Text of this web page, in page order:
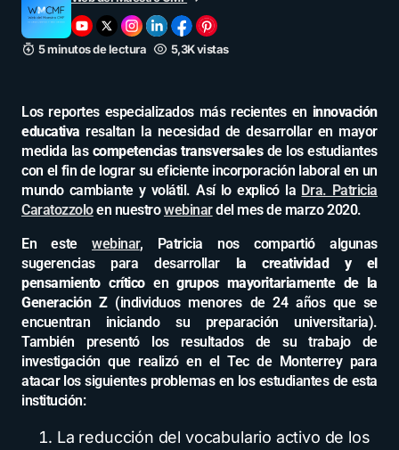
5 minutos de lectura 5,3K vistas
Los reportes especializados más recientes en innovación
educativa resaltan la necesidad de desarrollar en mayor
medida las competencias transversalesde los estudiantes
con el fin de lograr su eficiente incorporación laboral en un
mundo cambiante y volátil. Así lo explicó la Dra. Patricia
Caratozzoloen nuestrowebinardel mes de marzo 2020.
En estewebinar, Patricia nos compartió algunas
sugerencias para desarrollar la
creatividad y el
pensamiento críticoengrupos mayoritariamente de la
Generación Z (individuos menores de 24 años que se
encuentran iniciando su preparación universitaria).
También presentó los resultados de su trabajo de
investigación que realizó en el Tec de Monterrey para
atacar los siguientes problemas en los estudiantes de esta
institución:
La reducción del vocabulario activo de los